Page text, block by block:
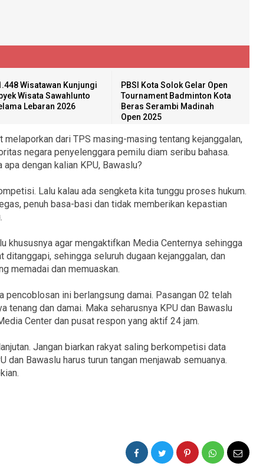
Wisatawan Kunjungi
Wisata Sawahlunto
Lebaran 2026
PBSI Kota Solok Gelar Open
Tournament Badminton Kota
Beras Serambi Madinah
Open 2025
dari TPS masing-masing tentang kejanggalan,
negara penyelenggara pemilu diam seribu bahasa.
dengan kalian KPU, Bawaslu?
Lalu kalau ada sengketa kita tunggu proses hukum.
penuh basa-basi dan tidak memberikan kepastian
khususnya agar mengaktifkan Media Centernya sehingga
ditanggapi, sehingga seluruh dugaan kejanggalan, dan
memadai dan memuaskan.
pencoblosan ini berlangsung damai. Pasangan 02 telah
tenang dan damai. Maka seharusnya KPU dan Bawaslu
Center dan pusat respon yang aktif 24 jam.
Jangan biarkan rakyat saling berkompetisi data
dan Bawaslu harus turun tangan menjawab semuanya.